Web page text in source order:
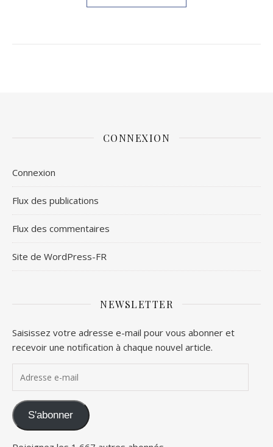
CONNEXION
Connexion
Flux des publications
Flux des commentaires
Site de WordPress-FR
NEWSLETTER
Saisissez votre adresse e-mail pour vous abonner et
recevoir une notification à chaque nouvel article.
S'abonner